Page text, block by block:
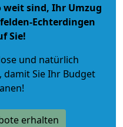
weit sind, Ihr Umzug
Echterdingen
Sie!
und natürlich
, damit Sie Ihr Budget
erhalten